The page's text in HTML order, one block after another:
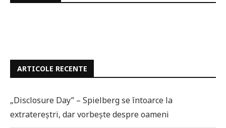
ARTICOLE RECENTE
„Disclosure Day” – Spielberg se întoarce la
extratereștri, dar vorbește despre oameni